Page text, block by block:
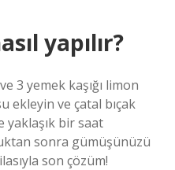
yapılır?
3 yemek kaşığı limon
ekleyin ve çatal bıçak
yaklaşık bir saat
sonra gümüşünüzü
son çözüm!